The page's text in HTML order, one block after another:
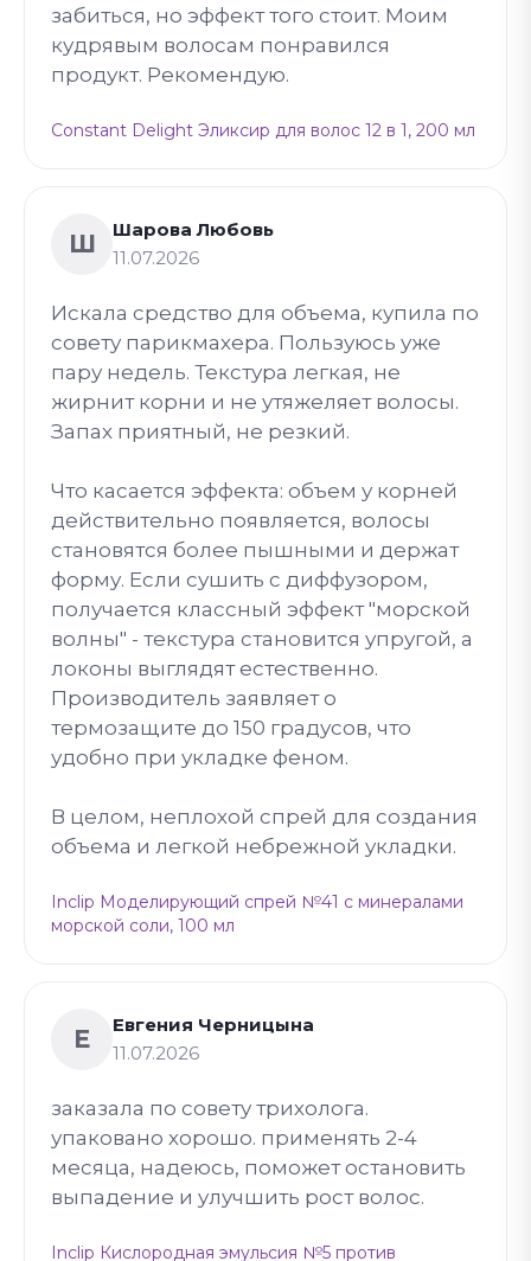
забиться, но эффект того стоит. Моим
кудрявым волосам понравился
продукт. Рекомендую.
Constant Delight Эликсир для волос 12 в 1, 200 мл
Ш
Шарова Любовь
11.07.2026
Искала средство для объема, купила по
совету парикмахера. Пользуюсь уже
пару недель. Текстура легкая, не
жирнит корни и не утяжеляет волосы.
Запах приятный, не резкий.
Что касается эффекта: объем у корней
действительно появляется, волосы
становятся более пышными и держат
форму. Если сушить с диффузором,
получается классный эффект "морской
волны" - текстура становится упругой, а
локоны выглядят естественно.
Производитель заявляет о
термозащите до 150 градусов, что
удобно при укладке феном.
В целом, неплохой спрей для создания
объема и легкой небрежной укладки.
Inclip Моделирующий спрей №41 с минералами
морской соли, 100 мл
Е
Евгения Черницына
11.07.2026
заказала по совету трихолога.
упаковано хорошо. применять 2-4
месяца, надеюсь, поможет остановить
выпадение и улучшить рост волос.
Inclip Кислородная эмульсия №5 против